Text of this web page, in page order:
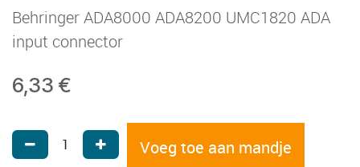
Behringer ADA8000 ADA8200 UMC1820 ADA
input connector
6,33 €
Voeg toe aan mandje